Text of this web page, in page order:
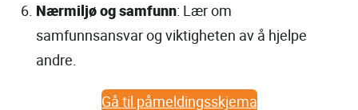
Nærmiljø og samfunn: Lær om
samfunnsansvar og viktigheten av å hjelpe
andre.
Gå til påmeldingsskjema